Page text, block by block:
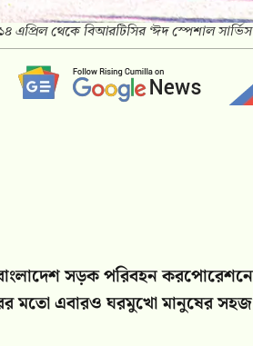
১৪ এপ্রিল থেকে বিআরটিসির ‘ঈদ স্পেশাল
সড়ক পরিবহন
এবারও ঘরমুখো মানুষের সহজ ও